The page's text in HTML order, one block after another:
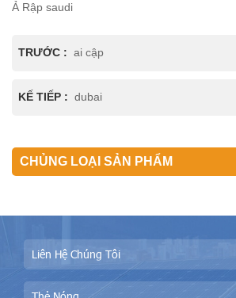
Ả Rập saudi
TRƯỚC : ai cập
KẾ TIẾP : dubai
CHỦNG LOẠI SẢN PHẨM
Liên Hệ Chúng Tôi